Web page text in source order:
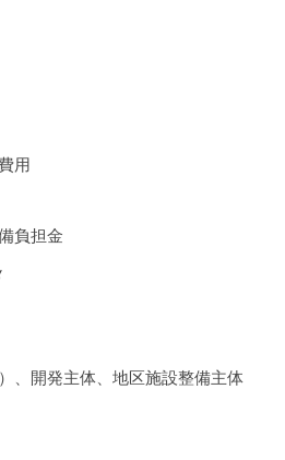
用
負担金
、開発主体、地区施設整備主体